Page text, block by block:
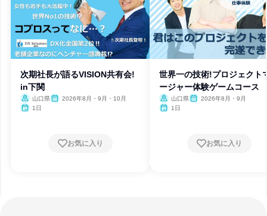
次期社長が語るVISION共有会!
in下関
山口県
2026年8月・9月・10月
1日
お気に入り
世界一の技術!プロジェクト
ージャー体験ゲームコース
山口県
2026年8月・9月
1日
お気に入り